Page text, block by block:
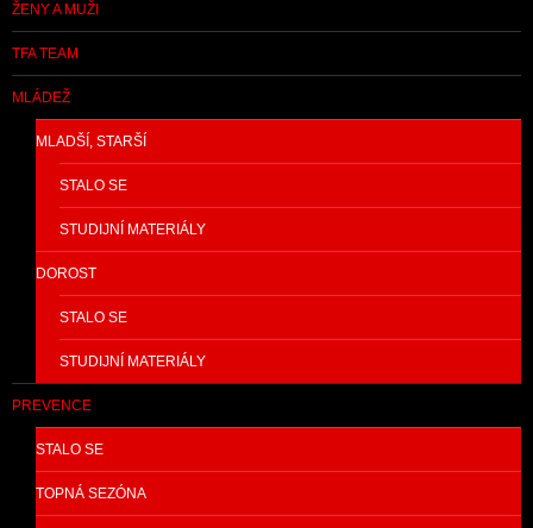
ŽENY A MUŽI
TFA TEAM
MLÁDEŽ
MLADŠÍ, STARŠÍ
STALO SE
STUDIJNÍ MATERIÁLY
DOROST
STALO SE
STUDIJNÍ MATERIÁLY
PREVENCE
STALO SE
TOPNÁ SEZÓNA